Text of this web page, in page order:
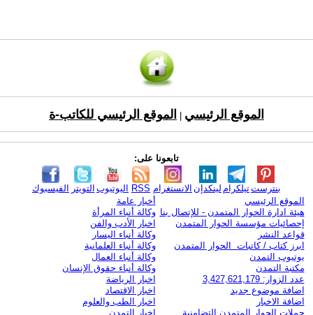
الموقع الرئيسي الموقع الرئيسي للكاتب-ة
تابعونا على:
الفيسبوك التويتر اليوتيوب RSS الانستغرام لينكدإن تيلكرامبنترست
الموقع الرئيسي
هيئة ادارة الحوار المتمدن - للإتصال بنا
إحصائيات مؤسسة الحوار المتمدن
قواعد النشر
ابرز كتاب / كاتبات الحوار المتمدن
يوتيوب التمدن
مكتبة التمدن
عدد الزوار: 3,427,621,179
اضافة موضوع جديد
اضافة الاخبار
حملات الحوار المتمدن التضامنية
أخبار عامة
وكالة أنباء المرأة
اخبار الأدب والفن
وكالة أنباء اليسار
وكالة أنباء العلمانية
وكالة أنباء العمال
وكالة أنباء حقوق الإنسان
اخبار الرياضة
اخبار الاقتصاد
اخبار الطب والعلوم
اخبار التمدن